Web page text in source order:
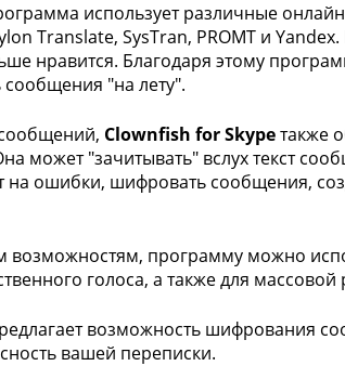
использует различные
Translate, SysTran, PROMT и
нравится. Благодаря этому
"на лету".
Clownfish for Skypeтакже
может "зачитывать" вслух текст
на ошибки, шифровать сообщения,
программу можно
голоса, а также для
возможность шифрования
вашей переписки.